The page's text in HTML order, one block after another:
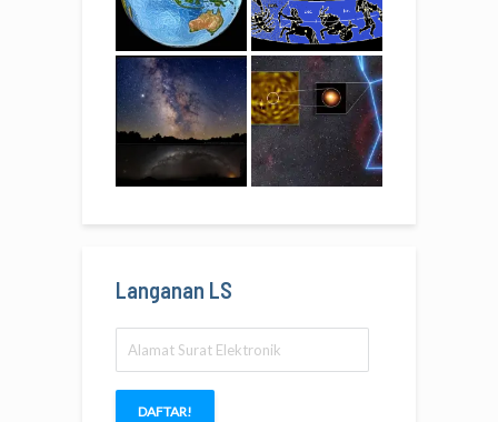
Langanan LS
Surat
Elektronik
DAFTAR!